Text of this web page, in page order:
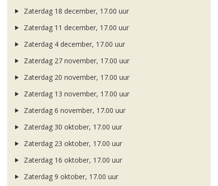
Zaterdag 18 december, 17.00 uur
Zaterdag 11 december, 17.00 uur
Zaterdag 4 december, 17.00 uur
Zaterdag 27 november, 17.00 uur
Zaterdag 20 november, 17.00 uur
Zaterdag 13 november, 17.00 uur
Zaterdag 6 november, 17.00 uur
Zaterdag 30 oktober, 17.00 uur
Zaterdag 23 oktober, 17.00 uur
Zaterdag 16 oktober, 17.00 uur
Zaterdag 9 oktober, 17.00 uur